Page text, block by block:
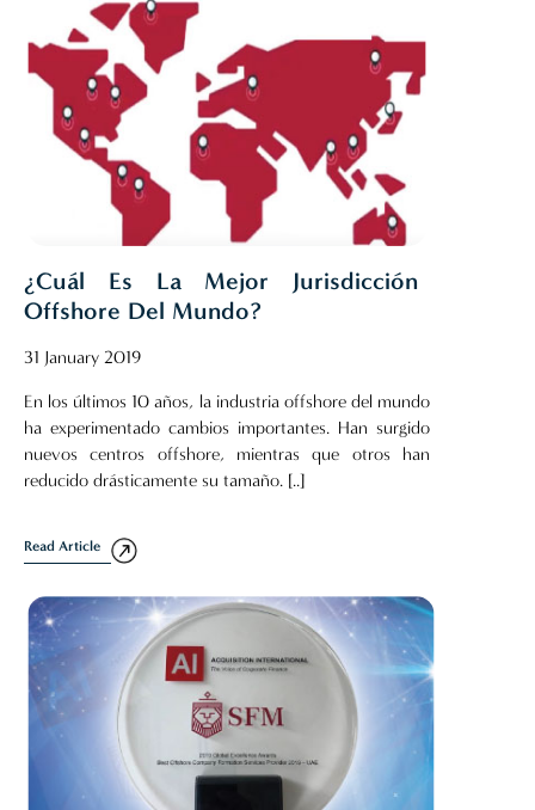
¿Cuál Es La Mejor Jurisdicción
Offshore Del Mundo?
31 January 2019
En los últimos 10 años, la industria offshore del mundo
ha experimentado cambios importantes. Han surgido
nuevos centros offshore, mientras que otros han
reducido drásticamente su tamaño. [..]
Read Article